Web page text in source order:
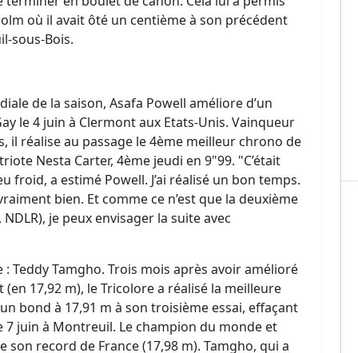
où il avait ôté un centième à son précédent
sous-Bois.
de la saison, Asafa Powell améliore d’un
le 4 juin à Clermont aux Etats-Unis. Vainqueur
il réalise au passage le 4ème meilleur chrono de
Nesta Carter, 4ème jeudi en 9"99. "C’était
froid, a estimé Powell. J’ai réalisé un bon temps.
bien. Et comme ce n’est que la deuxième
je peux envisager la suite avec
Teddy Tamgho. Trois mois après avoir amélioré
17,92 m), le Tricolore a réalisé la meilleure
bond à 17,91 m à son troisième essai, effaçant
7 juin à Montreuil. Le champion du monde et
son record de France (17,98 m). Tamgho, qui a